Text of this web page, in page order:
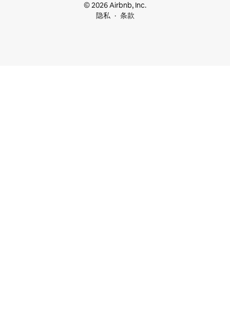
© 2026 Airbnb, Inc.
隐私
条款